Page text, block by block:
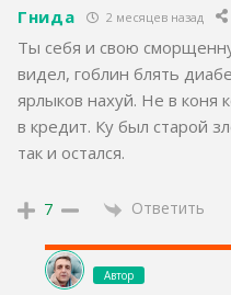
Гнида 2 месяцев назад
Ты себя и свою
видел, гоблин блять
ярлыков нахуй. Не в коня
в кредит. Ку был старой
так и остался.
7 Ответить
Автор